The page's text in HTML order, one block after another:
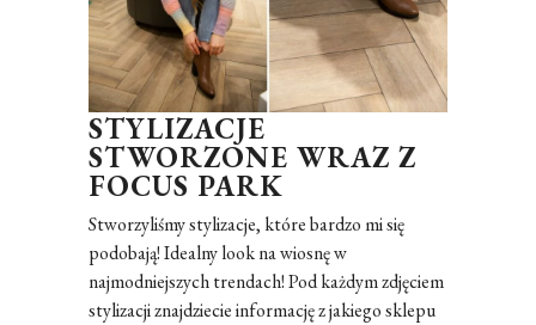
STYLIZACJE
STWORZONE WRAZ Z
FOCUS PARK
Stworzyliśmy stylizacje, które bardzo mi się
podobają! Idealny look na wiosnę w
najmodniejszych trendach! Pod każdym zdjęciem
stylizacji znajdziecie informację z jakiego sklepu